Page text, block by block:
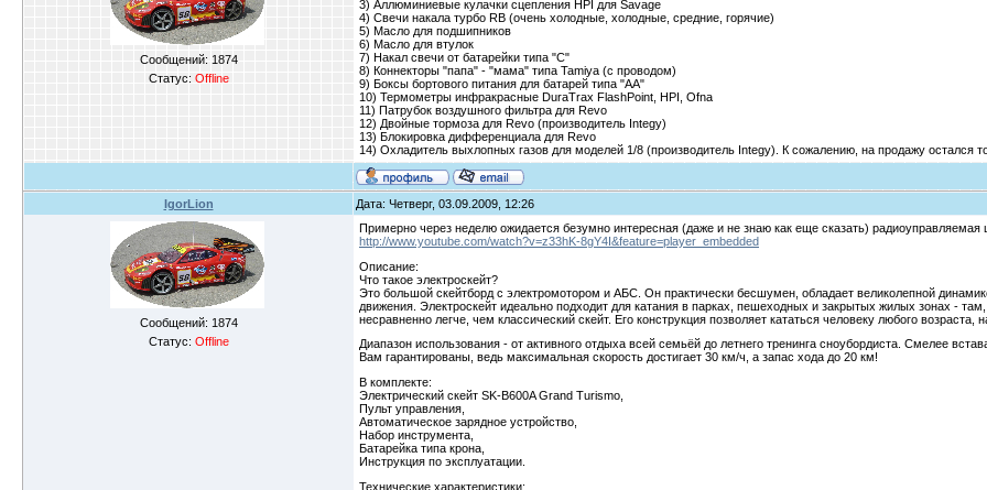
Сообщений: 1874
Статус: Offline
3) Аллюминиевые кулачки сцепления HPI для Savage
4) Свечи накала турбо RB (очень холодные, холодные, средние, горячие)
5) Масло для подшипников
6) Масло для втулок
7) Накал свечи от батарейки типа "С"
8) Коннекторы "папа" - "мама" типа Tamiya (c проводом)
9) Боксы бортового питания для батарей типа "АА"
10) Термометры инфракрасные DuraTrax FlashPoint, HPI, Ofna
11) Патрубок воздушного фильтра для Revo
12) Двойные тормоза для Revo (производитель Integy)
13) Блокировка дифференциала для Revo
14) Охладитель выхлопных газов для моделей 1/8 (производитель Integy). К сожалению, на продажу остался
IgorLion Дата: Четверг, 03.09.2009, 12:26
Сообщений: 1874
Статус: Offline
Примерно через неделю ожидается безумно интересная (даже и не знаю как еще сказать) радиоуправляемая
http://www.youtube.com/watch?v=z33hK-8gY4I&feature=player_embedded
Описание:
Что такое электроскейт?
Это большой скейтборд с электромотором и АБС. Он практически бесшумен, обладает великолепной
движения. Электроскейт идеально подходит для катания в парках, пешеходных и закрытых жилых зонах -
несравненно легче, чем классический скейт. Его конструкция позволяет кататься человеку любого возраста,
Диапазон использования - от активного отдыха всей семьёй до летнего тренинга сноубордиста. Смелее
Вам гарантированы, ведь максимальная скорость достигает 30 км/ч, а запас хода до 20 км!
В комплекте:
Электрический скейт SK-B600A Grand Turismo,
Пульт управления,
Автоматическое зарядное устройство,
Набор инструмента,
Батарейка типа крона,
Инструкция по эксплуатации.
Технические характеристики: